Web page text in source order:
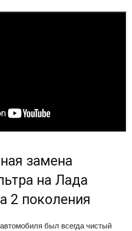
замена
на Лада
2 поколения
был всегда чистый